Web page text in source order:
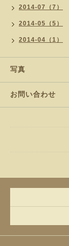
2014-07（7）
2014-05（5）
2014-04（1）
写真
お問い合わせ